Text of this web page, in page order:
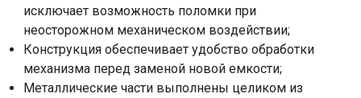
исключает возможность поломки при
неосторожном механическом воздействии;
Конструкция обеспечивает удобство обработки
механизма перед заменой новой емкости;
Металлические части выполнены целиком из